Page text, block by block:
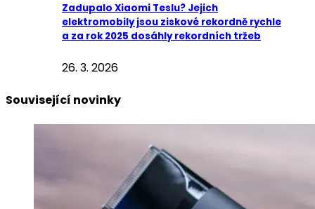
Zadupalo Xiaomi Teslu? Jejich
elektromobily jsou ziskové rekordně rychle
a za rok 2025 dosáhly rekordních tržeb
26. 3. 2026
Související novinky